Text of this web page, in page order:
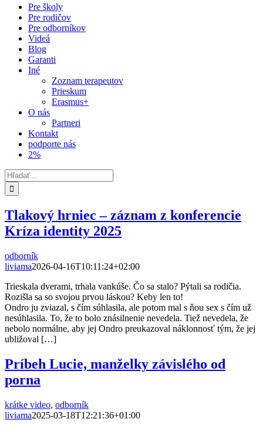
Pre školy
Pre rodičov
Pre odborníkov
Videá
Blog
Garanti
Iné
Zoznam terapeutov
Prieskum
Erasmus+
O nás
Partneri
Kontakt
podporte nás
2%
Hľadať:
Tlakový hrniec – záznam z konferencie
Kríza identity 2025
odborník
liviama2026-04-16T10:11:24+02:00
Trieskala dverami, trhala vankúše. Čo sa stalo? Pýtali sa rodičia.
Rozišla sa so svojou prvou láskou? Keby len to!
Ondro ju zviazal, s čím súhlasila, ale potom mal s ňou sex s čím už
nesúhlasila. To, že to bolo znásilnenie nevedela. Tiež nevedela, že
nebolo normálne, aby jej Ondro preukazoval náklonnosť tým, že jej
ubližoval […]
Príbeh Lucie, manželky závislého od
porna
krátke video, odborník
liviama2025-03-18T12:21:36+01:00